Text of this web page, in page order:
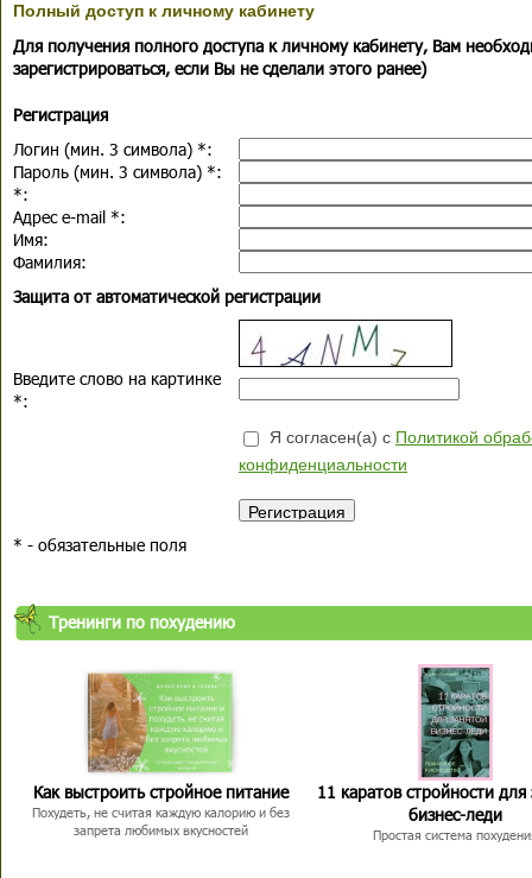
Полный доступ к личному кабинету
Для получения полного доступа к личному кабинету, Вам
зарегистрироваться, если Вы не сделали этого ранее)
Регистрация
Логин (мин. 3 символа) *:
Пароль (мин. 3 символа) *:
*:
Адрес e-mail *:
Имя:
Фамилия:
Защита от автоматической регистрации
Введите слово на картинке
*:
Я согласен(а) с Политикой
конфиденциальности
* - обязательные поля
Тренинги по похудению
Как выстроить стройное питание
Похудеть, не считая каждую калорию и без
запрета любимых вкусностей
11 каратов стройности для
бизнес-леди
Простая система